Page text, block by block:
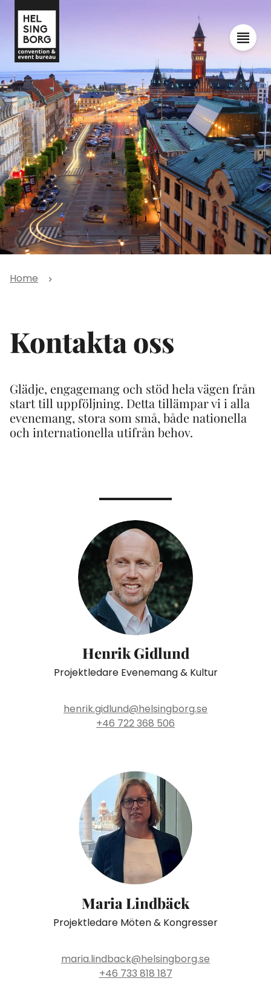
Home
Kontakta oss
Glädje, engagemang och stöd hela vägen från
start till uppföljning. Detta tillämpar vi i alla
evenemang, stora som små, både nationella
och internationella utifrån behov.
Henrik Gidlund
Projektledare Evenemang & Kultur
henrik.gidlund@helsingborg.se
+46 722 368 506
Maria Lindbäck
Projektledare Möten & Kongresser
maria.lindback@helsingborg.se
+46 733 818 187